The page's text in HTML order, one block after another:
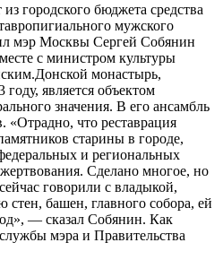
городского бюджета средства
мужского
мэр Москвы Сергей Собянин
с министром культуры
монастырь,
является объектом
значения. В его ансамбль
«Отрадно, что реставрация
старины в городе,
и региональных
Сделано многое, но
говорили с владыкой,
стен, башен, главного собора, ей
— сказал Собянин. Как
мэра и Правительства